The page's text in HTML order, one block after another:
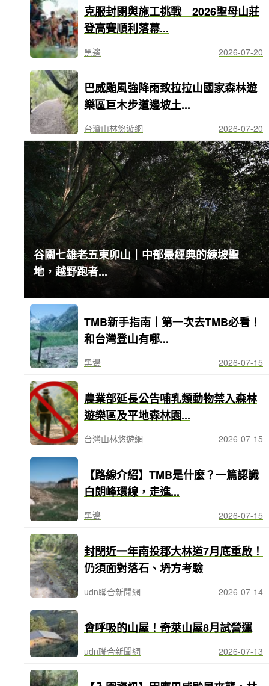
克服封閉與施工挑戰 2026聖母山莊
登高賽順利落幕...
黑邊 2026-07-20
巴威颱風強降雨致拉拉山國家森林遊
樂區巨木步道邊坡土...
台灣山林悠遊網 2026-07-20
谷關七雄老五東卯山｜中部最經典的練坡聖
地，越野跑者...
TMB新手指南｜第一次去TMB必看！
和台灣登山有哪...
黑邊 2026-07-15
農業部延長公告哺乳類動物禁入森林
遊樂區及平地森林園...
台灣山林悠遊網 2026-07-15
【路線介紹】TMB是什麼？一篇認識
白朗峰環線，走進...
黑邊 2026-07-15
封閉近一年南投郡大林道7月底重啟！
仍須面對落石、坍方考驗
udn聯合新聞網 2026-07-14
會呼吸的山屋！奇萊山屋8月試營運
udn聯合新聞網 2026-07-13